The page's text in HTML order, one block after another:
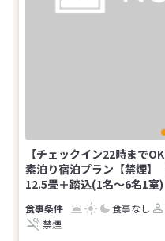
【チェックイン22時まで
素泊り宿泊プラン【禁煙】
12.5畳＋踏込(1名～6名1室)
食事なし
禁煙